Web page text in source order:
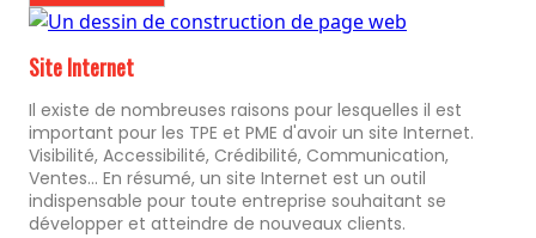
Site Internet
Il existe de nombreuses raisons pour lesquelles il est
important pour les TPE et PME d'avoir un site Internet.
Visibilité, Accessibilité, Crédibilité, Communication,
Ventes... En résumé, un site Internet est un outil
indispensable pour toute entreprise souhaitant se
développer et atteindre de nouveaux clients.